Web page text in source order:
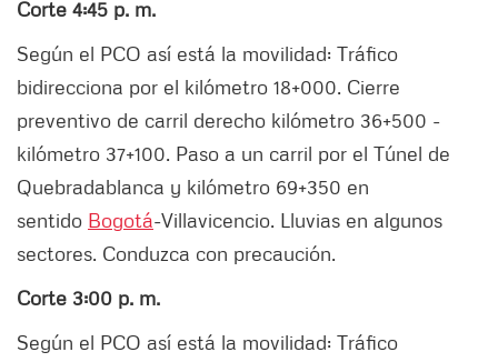
Corte 4:45 p. m.
Según el PCO así está la movilidad: Tráfico
bidirecciona por el kilómetro 18+000. Cierre
preventivo de carril derecho kilómetro 36+500 -
kilómetro 37+100. Paso a un carril por el Túnel de
Quebradablanca y kilómetro 69+350 en
sentido Bogotá-Villavicencio. Lluvias en algunos
sectores. Conduzca con precaución.
Corte 3:00 p. m.
Según el PCO así está la movilidad: Tráfico